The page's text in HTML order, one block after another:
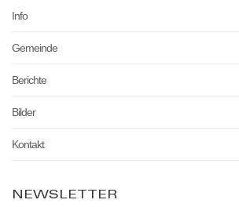
Info
Gemeinde
Berichte
Bilder
Kontakt
NEWSLETTER